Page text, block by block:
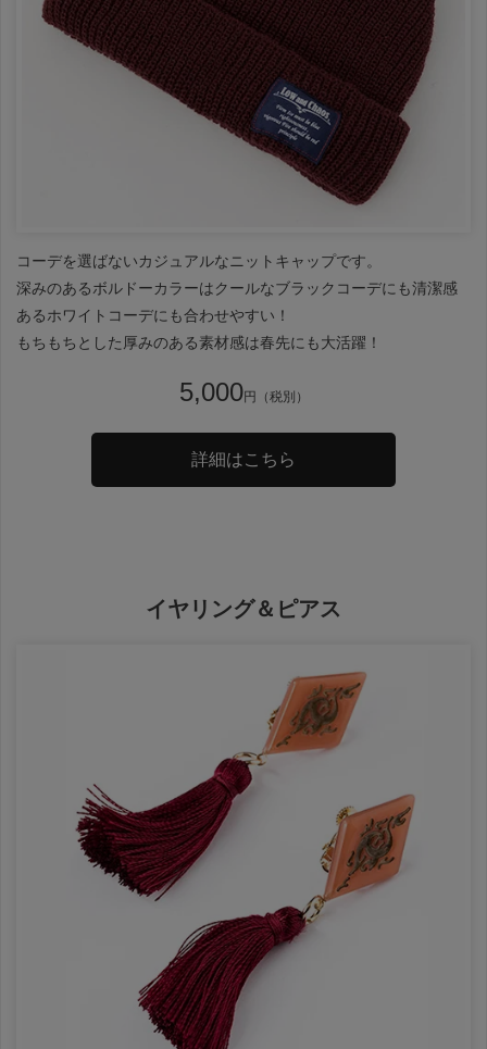
コーデを選ばないカジュアルなニットキャップです。
深みのあるボルドーカラーはクールなブラックコーデにも清潔感
あるホワイトコーデにも合わせやすい！
もちもちとした厚みのある素材感は春先にも大活躍！
5,000円（税別）
詳細はこちら
イヤリング＆ピアス